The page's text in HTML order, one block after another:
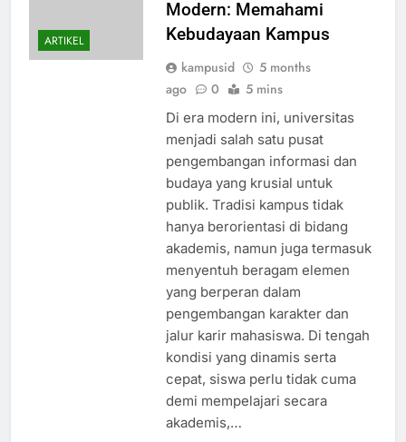
ARTIKEL
Modern: Memahami
Kebudayaan Kampus
kampusid
5 months
ago
0 5 mins
Di era modern ini, universitas
menjadi salah satu pusat
pengembangan informasi dan
budaya yang krusial untuk
publik. Tradisi kampus tidak
hanya berorientasi di bidang
akademis, namun juga termasuk
menyentuh beragam elemen
yang berperan dalam
pengembangan karakter dan
jalur karir mahasiswa. Di tengah
kondisi yang dinamis serta
cepat, siswa perlu tidak cuma
demi mempelajari secara
akademis,…